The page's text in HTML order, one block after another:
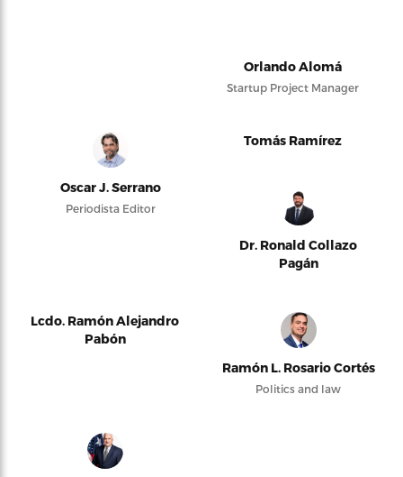
Orlando Alomá
Startup Project Manager
Oscar J. Serrano
Periodista Editor
Tomás Ramírez
Dr. Ronald Collazo
Pagán
Lcdo. Ramón Alejandro
Pabón
Ramón L. Rosario Cortés
Politics and law